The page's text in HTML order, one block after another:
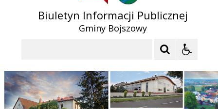
Biuletyn Informacji Publicznej
Gminy Bojszowy